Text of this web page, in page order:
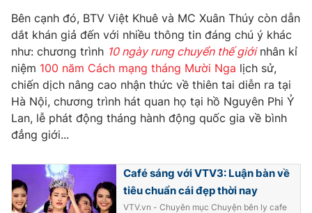
Khán giả
Giải sao mai
Sao
Du lịch
Làm đẹp
Chất lượng cuộc sống
Giáo dục
Tuyển sinh
Học trực tuyến
Công nghệ
Hitech Công nghệ tương lai
Sản phẩm
Tư vấn
Giao lưu trực tuyến
Chuyên mục khác
Bên cạnh đó, BTV Việt Khuê và MC Xuân Thúy còn dẫn
dắt khán giả đến với nhiều thông tin đáng chú ý khác
như: chương trình 10 ngày rung chuyển thế giới nhân kỉ
niệm 100 năm Cách mạng tháng Mười Nga lịch sử,
chiến dịch nâng cao nhận thức về thiên tai diễn ra tại
Hà Nội, chương trình hát quan họ tại hồ Nguyên Phi Ỷ
Lan, lễ phát động tháng hành động quốc gia về bình
đẳng giới...
Café sáng với VTV3: Luận bàn về
tiêu chuẩn cái đẹp thời nay
VTV.vn - Chuyên mục Chuyện bên ly cafe